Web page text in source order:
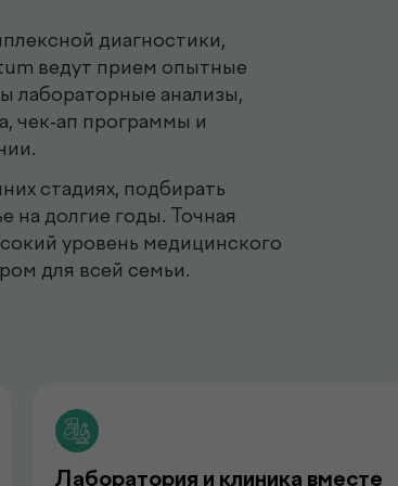
диагностики,
ведут прием опытные
лабораторные анализы,
чек-ап программы и
стадиях, подбирать
на долгие годы. Точная
уровень медицинского
для всей семьи.
Лаборатория и клиника вместе